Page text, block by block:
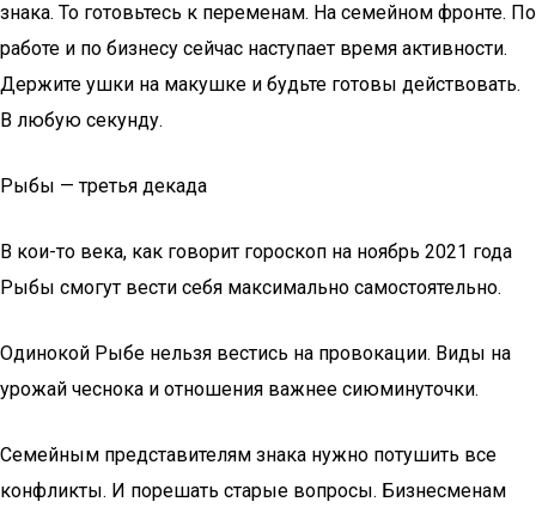
знака. То готовьтесь к переменам. На семейном фронте. По
работе и по бизнесу сейчас наступает время активности.
Держите ушки на макушке и будьте готовы действовать.
В любую секунду.
Рыбы — третья декада
В кои-то века, как говорит гороскоп на ноябрь 2021 года
Рыбы смогут вести себя максимально самостоятельно.
Одинокой Рыбе нельзя вестись на провокации. Виды на
урожай чеснока и отношения важнее сиюминуточки.
Семейным представителям знака нужно потушить все
конфликты. И порешать старые вопросы. Бизнесменам